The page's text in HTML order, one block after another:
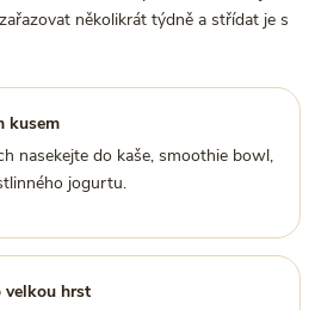
několikrát týdně a střídat je s
kusem
nasekejte do kaše, smoothie bowl,
jogurtu.
velkou hrst